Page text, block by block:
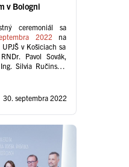
v Bologni
ceremoniál sa
2022 na
v Košiciach sa
Pavol Sovák,
Silvia Ručinská,
30. septembra 2022